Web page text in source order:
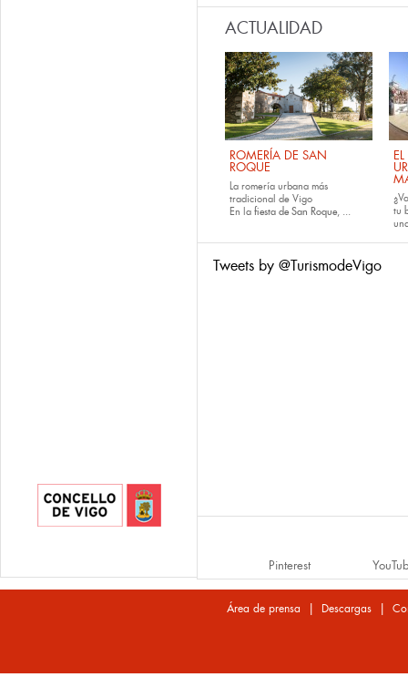
ACTUALIDAD
ROMERÍA DE SAN
ROQUE
La romería urbana más
tradicional de Vigo
En la fiesta de San Roque, ...
tu
Tweets by @TurismodeVigo
Pinterest
Área de prensa | Descargas|